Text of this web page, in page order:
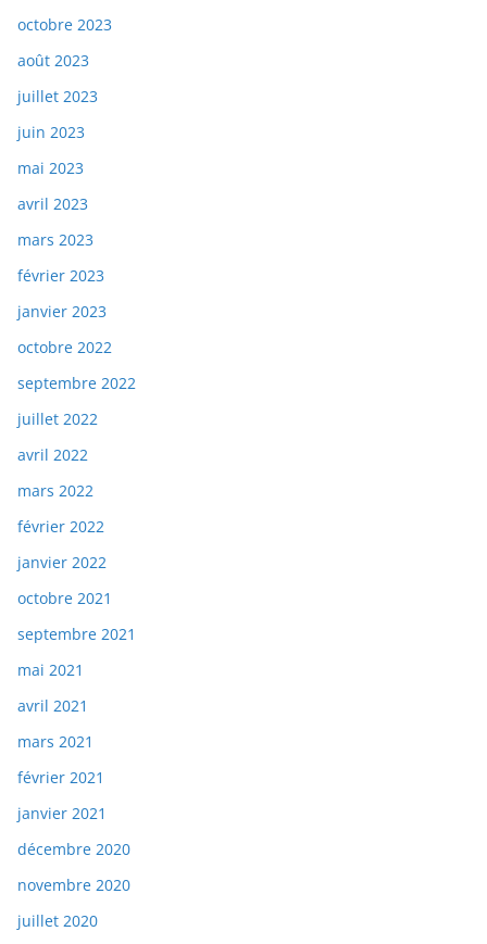
octobre 2023
août 2023
juillet 2023
juin 2023
mai 2023
avril 2023
mars 2023
février 2023
janvier 2023
octobre 2022
septembre 2022
juillet 2022
avril 2022
mars 2022
février 2022
janvier 2022
octobre 2021
septembre 2021
mai 2021
avril 2021
mars 2021
février 2021
janvier 2021
décembre 2020
novembre 2020
juillet 2020